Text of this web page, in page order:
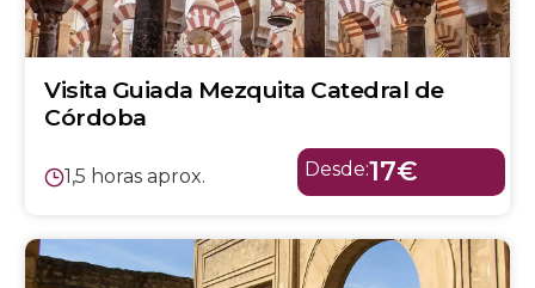
Visita Guiada Mezquita Catedral de
Córdoba
1,5 horas aprox. Desde:17€